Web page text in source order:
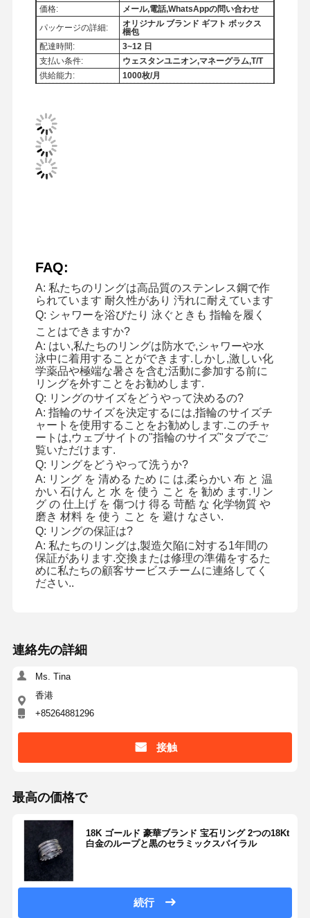
工場ツアー 品質管理
連絡 くださ
い
ニュース
事件 ブログ
て ください
18K ダイヤモンドリング
18KT ゴールド ブレスレット
18K ペンダント ネックレス
18 カラット 金 の イヤリング
18K ジュエリーセット
14K ダイヤモンド ブレスレット
14CT ゴールド ブレスレット
14K ゴールドプレート ネックレス
オーダーメイドプラチナ宝石
価格:
メール,電話,WhatsAppの問い合わせ
パッケージの詳細:
オリジナル ブランド ギフト ボックス
梱包
配達時間:
3~12 日
支払い条件:
ウェスタンユニオン,マネーグラム,T/T
供給能力:
1000枚/月
FAQ:
A: 私たちのリングは高品質のステンレス鋼で作
られています 耐久性があり 汚れに耐えています
Q: シャワーを浴びたり 泳ぐときも 指輪を履く
ことはできますか?
A: はい,私たちのリングは防水で,シャワーや水
泳中に着用することができます.しかし,激しい化
学薬品や極端な暑さを含む活動に参加する前に
リングを外すことをお勧めします.
Q: リングのサイズをどうやって決めるの?
A: 指輪のサイズを決定するには,指輪のサイズチ
ャートを使用することをお勧めします.このチャ
ートは,ウェブサイトの"指輪のサイズ"タブでご
覧いただけます.
Q: リングをどうやって洗うか?
A: リング を 清める ため に は,柔らかい 布 と 温
かい 石けん と 水 を 使う こと を 勧め ます.リン
グ の 仕上げ を 傷つけ 得る 苛酷 な 化学物質 や
磨き 材料 を 使う こと を 避け なさい.
Q: リングの保証は?
A: 私たちのリングは,製造欠陥に対する1年間の
保証があります.交換または修理の準備をするた
めに私たちの顧客サービスチームに連絡してく
ださい..
連絡先の詳細
Ms. Tina
香港
+85264881296
接触
最高の価格で
18K ゴールド 豪華ブランド 宝石リング 2つの18Kt
白金のループと黒のセラミックスパイラル
続行